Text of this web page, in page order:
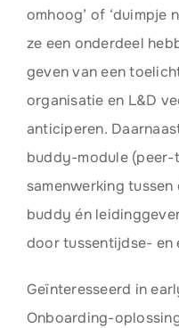
omhoog’ of ‘duimpje
ze een onderdeel
geven van een
organisatie en L&D
anticiperen.
buddy-module (peer-
samenwerking
buddy én
door tussentijdse- en
Geïnteresseerd in
Onboarding-